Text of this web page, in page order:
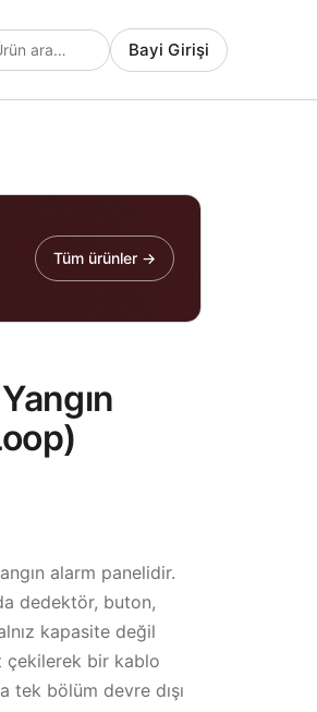
Bayi Girişi
Tüm ürünler →
alarm panelidir.
dedektör, buton,
kapasite değil
çekilerek bir kablo
tek bölüm devre dışı